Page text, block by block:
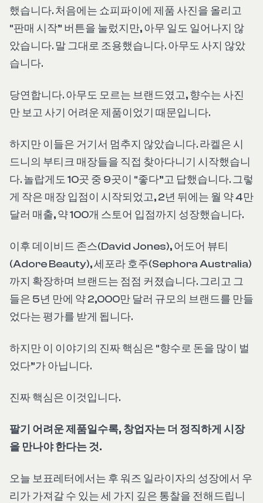
했습니다. 처음에는 쇼피파이에 제품 사진을 올리고
“판매 시작” 버튼을 눌렀지만, 아무 일도 일어나지 않
았습니다. 말 그대로 조용했습니다. 아무도 사지 않았
습니다.
당연합니다. 아무도 모르는 브랜드였고, 향수는 사진
만 보고 사기 어려운 제품이었기 때문입니다.
하지만 이들은 거기서 멈추지 않았습니다. 라켈은 시
드니의 부티크 매장들을 직접 찾아다니기 시작했습니
다. 놀랍게도 10곳 중 9곳이 “좋다”고 답했습니다. 그렇
게 작은 매장 입점이 시작되었고, 2년 뒤에는 월 약 4만
달러 매출, 약 100개 스토어 입점까지 성장했습니다.
이후 데이비드 존스(David Jones), 어도어 뷰티
(Adore Beauty), 세포라 호주(Sephora Australia)
까지 확장하며 브랜드는 점점 커졌습니다. 그리고 그
들은 5년 만에 약 2,000만 달러 규모의 브랜드를 만들
었다는 평가를 받게 됩니다.
하지만 이 이야기의 진짜 핵심은 “향수로 돈을 많이 벌
었다”가 아닙니다.
진짜 핵심은 이것입니다.
팔기 어려운 제품일수록, 창업자는 더 정직하게 시장
을 만나야 한다는 것.
오늘 보표레터에서는 후 워즈 일라이자의 성장에서 우
리가 가져갈 수 있는 세 가지 깊은 통찰을 전해드립니